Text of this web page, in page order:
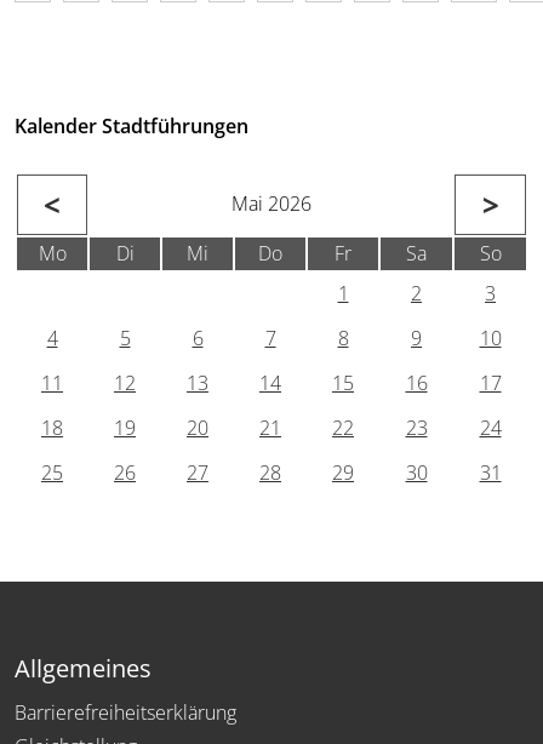
Kalender Stadtführungen
< Mai 2026 >
Mo Di Mi Do Fr Sa
So
1
2
3
4
5 6 7 8 9
10
11
12 13 14 15 16
17
18
19 20 21 22 23
24
25
26 27 28 29 30 31
Allgemeines
Barrierefreiheitserklärung